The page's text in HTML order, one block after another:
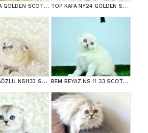
TOPAÇ KAFA GOLDEN SCOTTİSH FOLD TOP KAFA NY24 GOLDEN SCOTTİSH FOLD
MAS MAVİ GÖZLÜ NS1133 SCOTTİSH FOLD erkek BEM BEYAZ NS 11 33 SCOTTİSH FOLD